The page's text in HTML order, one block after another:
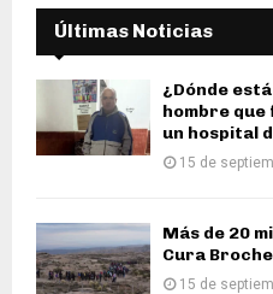
Últimas Noticias
¿Dónde
hombre que
un hospital
15 de
Más de 20
Cura
15 de